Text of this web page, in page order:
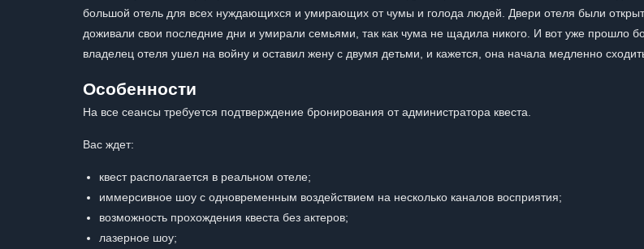
большой отель для всех нуждающихся и умирающих от чумы и голода людей. Двери отеля были
доживали свои последние дни и умирали семьями, так как чума не щадила никого. И вот уже прошло
владелец отеля ушел на войну и оставил жену с двумя детьми, и кажется, она начала медленно
Особенности
На все сеансы требуется подтверждение бронирования от администратора квеста.
Вас ждет:
квест располагается в реальном отеле;
иммерсивное шоу с одновременным воздействием на несколько каналов восприятия;
возможность прохождения квеста без актеров;
лазерное шоу;